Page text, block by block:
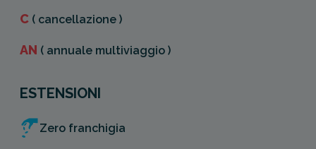
C ( cancellazione )
AN ( annuale multiviaggio )
ESTENSIONI
Zero franchigia